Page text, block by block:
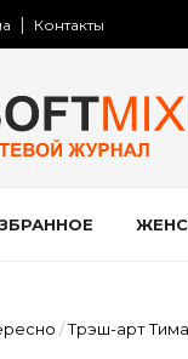
Контакты
/Трэш-арт